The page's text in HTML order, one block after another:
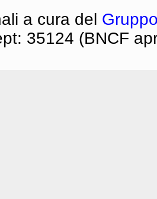
a cura del
35124 (BNCF